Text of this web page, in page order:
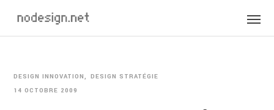
DESIGN INNOVATION
DESIGN STRATÉGIE
14 OCTOBRE 2009